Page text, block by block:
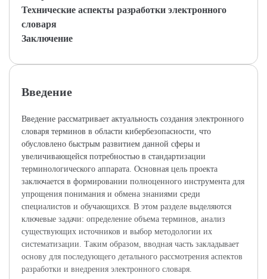
Технические аспекты разработки электронного
словаря
Заключение
Введение
Введение рассматривает актуальность создания электронного
словаря терминов в области кибербезопасности, что
обусловлено быстрым развитием данной сферы и
увеличивающейся потребностью в стандартизации
терминологического аппарата. Основная цель проекта
заключается в формировании полноценного инструмента для
упрощения понимания и обмена знаниями среди
специалистов и обучающихся. В этом разделе выделяются
ключевые задачи: определение объема терминов, анализ
существующих источников и выбор методологии их
систематизации. Таким образом, вводная часть закладывает
основу для последующего детального рассмотрения аспектов
разработки и внедрения электронного словаря.